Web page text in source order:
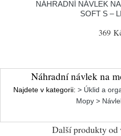
NÁHRADNÍ NÁVLEK
SOFT S –
369
Náhradní návlek na
Najdete v kategorii: > Úklid a
Mopy >
Další produkty od